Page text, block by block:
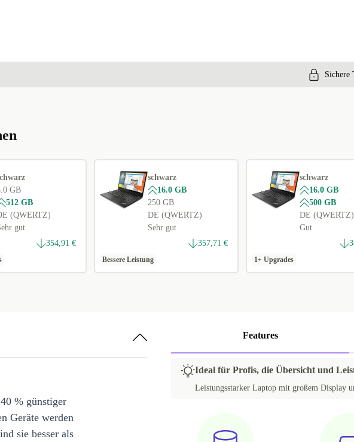
Sichere
GB
512 GB
(QWERTZ)
gut
354,91 €
schwarz
16.0 GB
250 GB
DE (QWERTZ)
Sehr gut
357,71 €
Bessere Leistung
schwarz
16.0 GB
500 GB
DE (QWERTZ)
Gut
1+ Upgrades
Features
Ideal für Profis, die Übersicht und
Leistungsstarker Laptop mit großem Display
% günstiger
Geräte werden
sie besser als